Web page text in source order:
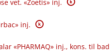
vet. «Zoetis» inj. K
inj. K
«PHARMAQ» inj., kons. til bad